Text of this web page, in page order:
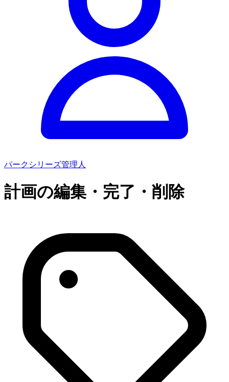
パークシリーズ管理人
計画の編集・完了・削除